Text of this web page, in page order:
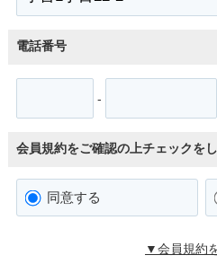
電話番号
-
会員規約をご確認の上チェックを
同意する
▼会員規約